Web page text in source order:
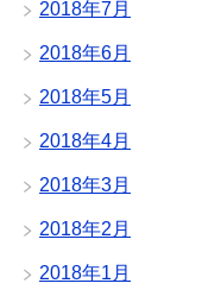
2018年7月
2018年6月
2018年5月
2018年4月
2018年3月
2018年2月
2018年1月